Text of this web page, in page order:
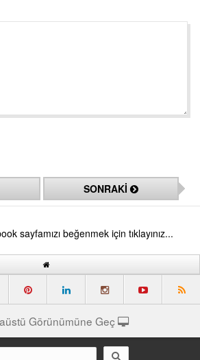
SONRAKİ
sayfamızı beğenmek için tıklayınız...
Görünümüne Geç